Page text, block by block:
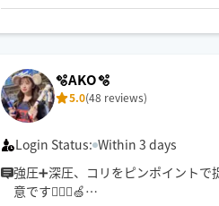
エリア:中区/千種区/東区で対応◎
(名駅周辺のみで中村区も対応しま
施術歴15年以上サロンオーナーが伺
ァシア)リリースと極上ヘッドスパ♪
ートメントも施術出来ます🌿アロマ
前にコメントお願いします♪
🫧AKO🫧
5.0(48 reviews)
Login Status: Within 3 days
強圧➕深圧、コリをピンポイントで
意です💆🏻‍♀️🍏